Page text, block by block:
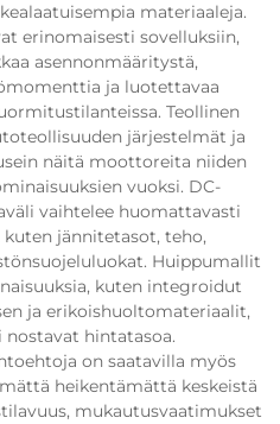
materiaaleja.
erinomaisesti sovelluksiin,
asennonmääritystä,
ja luotettavaa
Teollinen
järjestelmät ja
näitä moottoreita niiden
vuoksi. DC-
vaihtelee huomattavasti
jännitetasot, teho,
Huippumallit
kuten integroidut
ja erikoishuoltomateriaalit,
hintatasoa.
on saatavilla myös
heikentämättä keskeistä
mukautusvaatimukset